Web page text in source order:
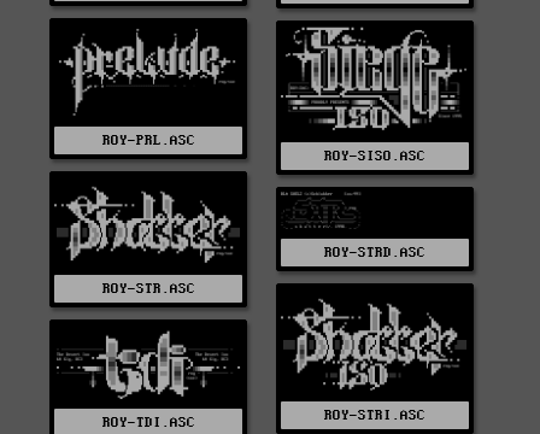
ROY-PRL.ASC
ROY-SISO.ASC
ROY-STR.ASC
ROY-STRD.ASC
ROY-STRI.ASC
ROY-TDI.ASC